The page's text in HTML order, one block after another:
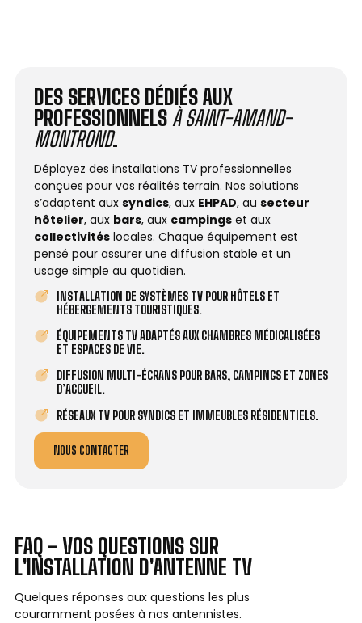
DES SERVICES DÉDIÉS AUX
PROFESSIONNELS À SAINT-AMAND-
MONTROND.
Déployez des installations TV professionnelles
conçues pour vos réalités terrain. Nos solutions
s’adaptent aux syndics, aux EHPAD, au secteur
hôtelier, aux bars, aux campings et aux
collectivités locales. Chaque équipement est
pensé pour assurer une diffusion stable et un
usage simple au quotidien.
INSTALLATION DE SYSTÈMES TV POUR HÔTELS ET
HÉBERGEMENTS TOURISTIQUES.
ÉQUIPEMENTS TV ADAPTÉS AUX CHAMBRES MÉDICALISÉES
ET ESPACES DE VIE.
DIFFUSION MULTI-ÉCRANS POUR BARS, CAMPINGS ET ZONES
D’ACCUEIL.
RÉSEAUX TV POUR SYNDICS ET IMMEUBLES RÉSIDENTIELS.
NOUS CONTACTER
FAQ - VOS QUESTIONS SUR
L'INSTALLATION D'ANTENNE TV
Quelques réponses aux questions les plus
couramment posées à nos antennistes.